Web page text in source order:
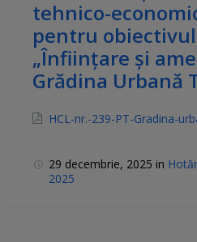
tehnico-
pentru
„Înființare și
Grădina Urbană
HCL-nr.-239-PT-Gradina-
29 decembrie, 2025 in
2025